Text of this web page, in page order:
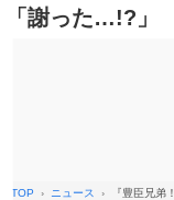
「謝った…!?」
TOP ニュース 『豊臣兄